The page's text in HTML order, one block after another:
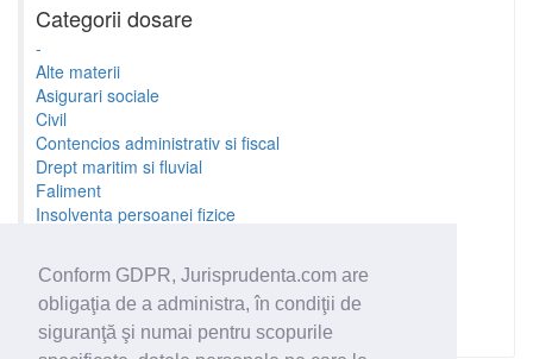
Conform GDPR, Jurisprudenta.com are
obligaţia de a administra, în condiţii de
siguranţă şi numai pentru scopurile
Categorii dosare
-
Alte materii
Asigurari sociale
Civil
Contencios administrativ si fiscal
Drept maritim si fluvial
Faliment
Insolventa persoanei fizice
Minori si familie
Penal
Proprietate Intelectuala